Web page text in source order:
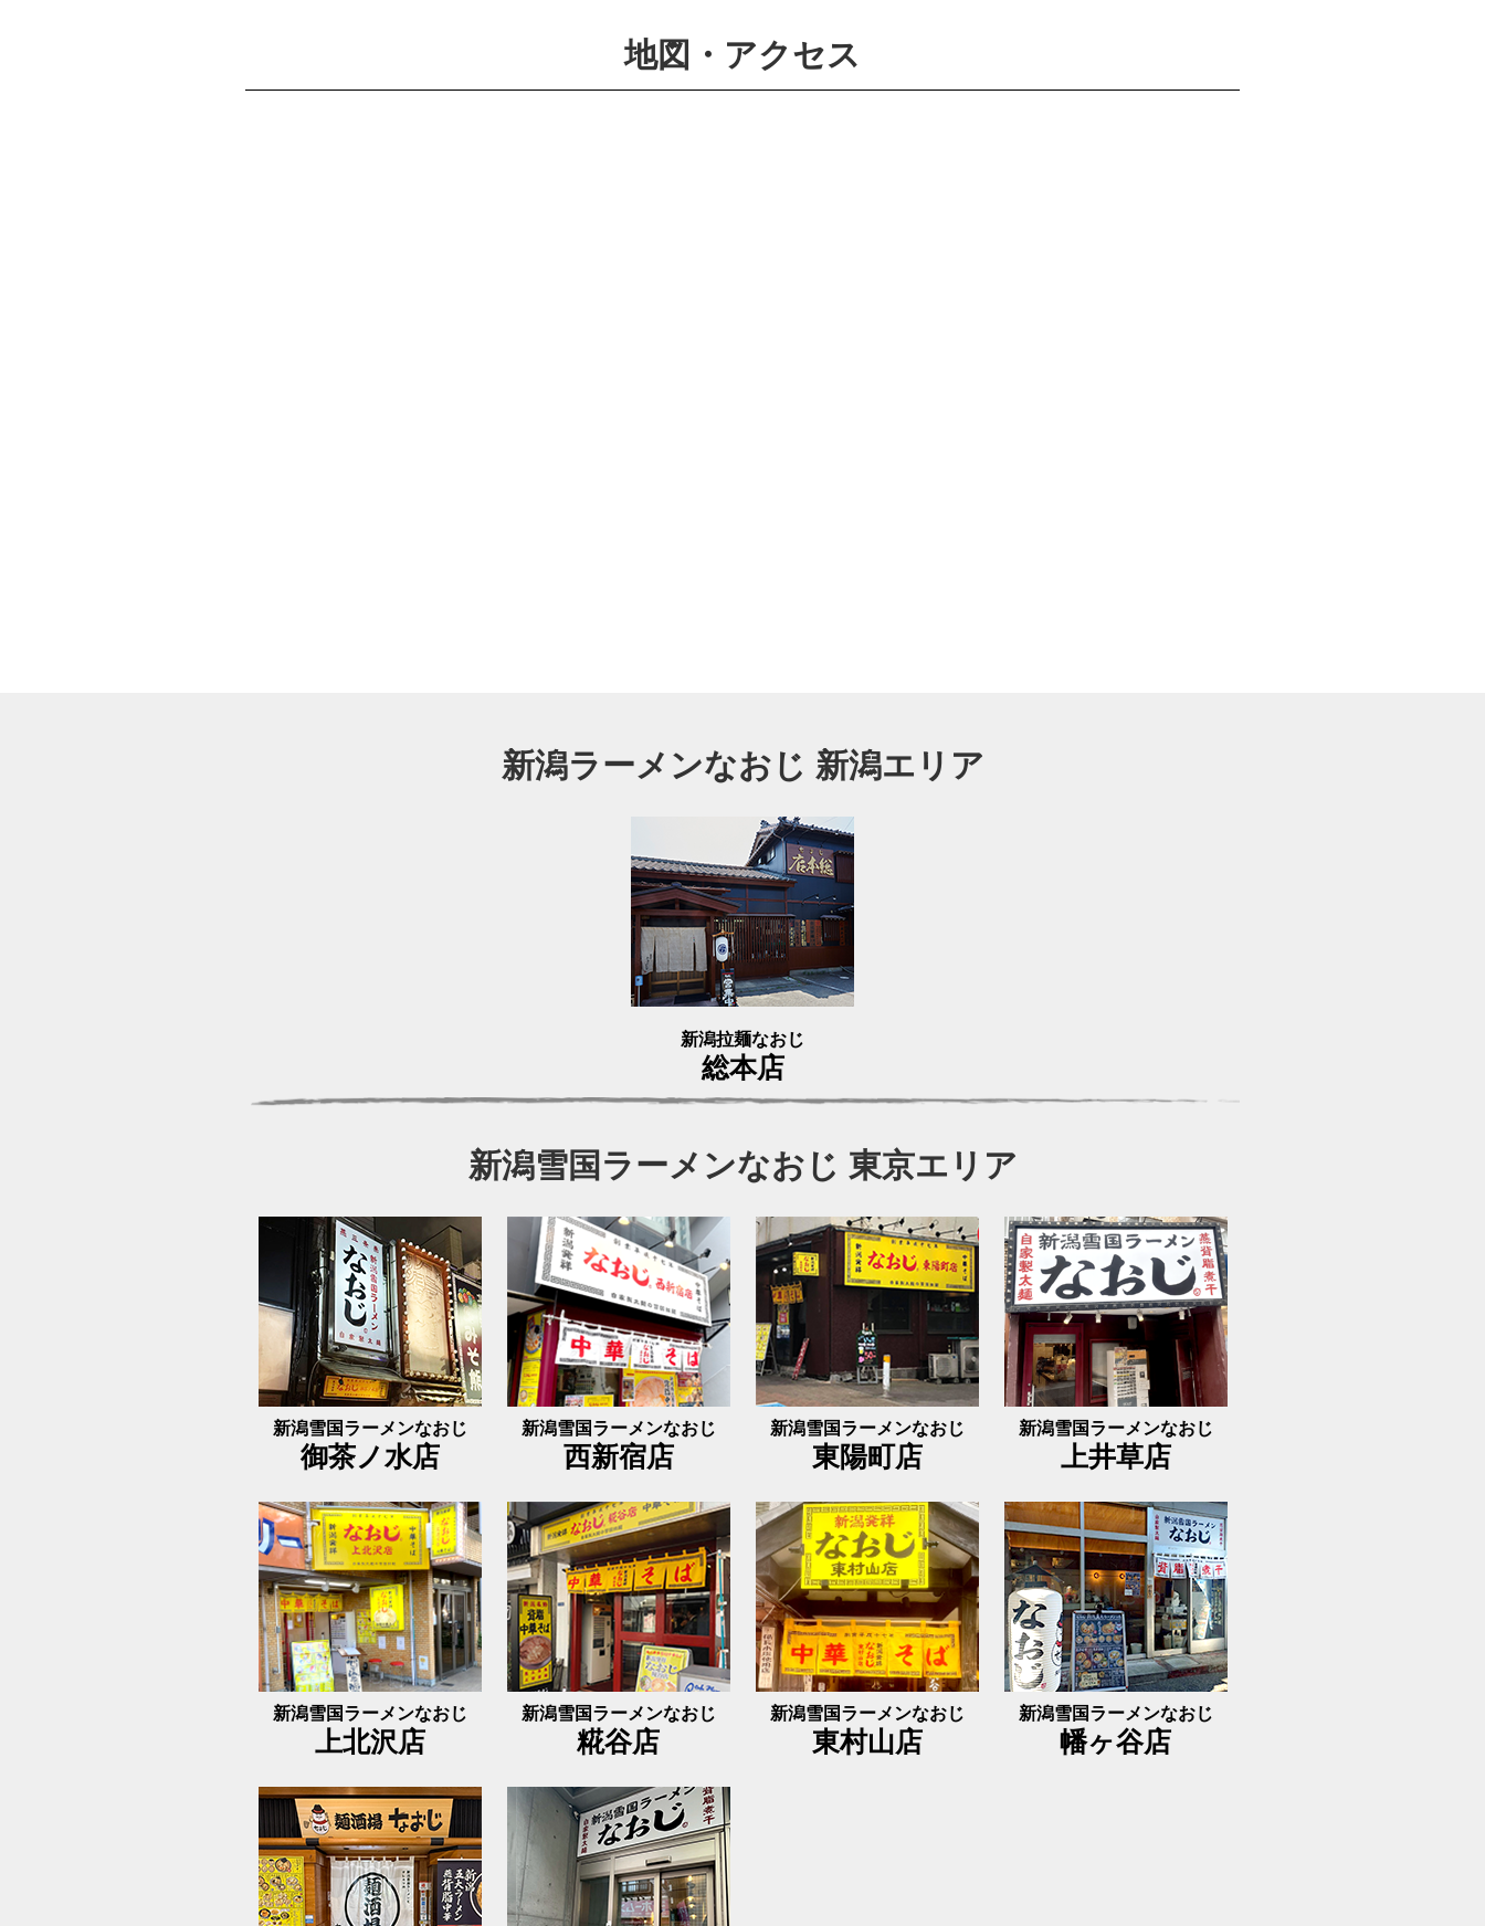
地図・アクセス
新潟ラーメンなおじ 新潟エリア
新潟拉麺なおじ
総本店
新潟雪国ラーメンなおじ 東京エリア
新潟雪国ラーメンなおじ
御茶ノ水店
新潟雪国ラーメンなおじ
西新宿店
新潟雪国ラーメンなおじ
東陽町店
新潟雪国ラーメンなおじ
上井草店
新潟雪国ラーメンなおじ
上北沢店
新潟雪国ラーメンなおじ
糀谷店
新潟雪国ラーメンなおじ
東村山店
新潟雪国ラーメンなおじ
幡ヶ谷店